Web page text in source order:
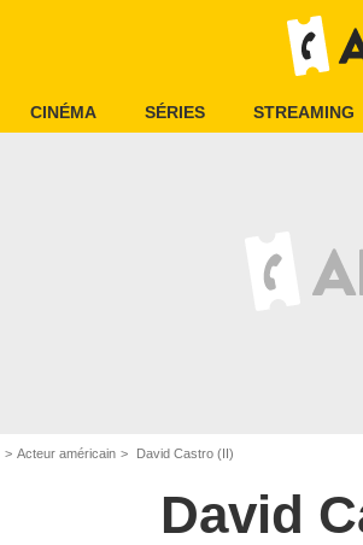
CINÉMA SÉRIES STREAMING
Acteur américain David Castro (II)
David